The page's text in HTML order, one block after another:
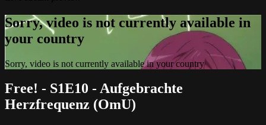
Sorry, video is not currently available in
your country
Sorry, video is not currently available in your country
Free! - S1E10 - Aufgebrachte
Herzfrequenz (OmU)